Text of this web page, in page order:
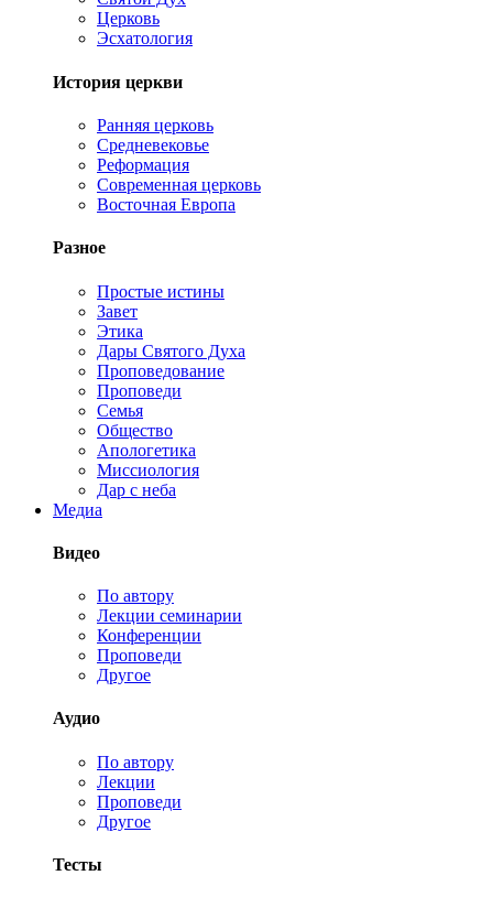
Церковь
Эсхатология
История церкви
Ранняя церковь
Средневековье
Реформация
Современная церковь
Восточная Европа
Разное
Простые истины
Завет
Этика
Дары Святого Духа
Проповедование
Проповеди
Семья
Общество
Апологетика
Миссиология
Дар с неба
Медиа
Видео
По автору
Лекции семинарии
Конференции
Проповеди
Другое
Аудио
По автору
Лекции
Проповеди
Другое
Тесты